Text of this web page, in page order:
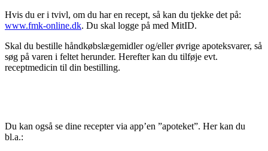
Hvis du er i tvivl, om du har en recept, så kan du tjekke det på:
www.fmk-online.dk. Du skal logge på med MitID.
Skal du bestille håndkøbslægemidler og/eller øvrige apoteksvarer, så
søg på varen i feltet herunder. Herefter kan du tilføje evt.
receptmedicin til din bestilling.
Du kan også se dine recepter via app’en ”apoteket”. Her kan du
bl.a.: